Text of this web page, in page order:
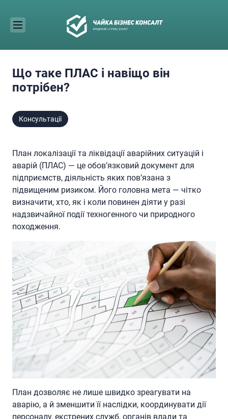
content
Що таке ПЛАС і навіщо він
потрібен?
Консультації
План локалізації та ліквідації аварійних ситуацій і
аварій (ПЛАС) — це обов’язковий документ для
підприємств, діяльність яких пов’язана з
підвищеним ризиком. Його головна мета — чітко
визначити, хто, як і коли повинен діяти у разі
надзвичайної події техногенного чи природного
походження.
План дозволяє не лише швидко зреагувати на
аварію, а й зменшити її наслідки, координувати дії
персоналу, екстрених служб, органів влади та